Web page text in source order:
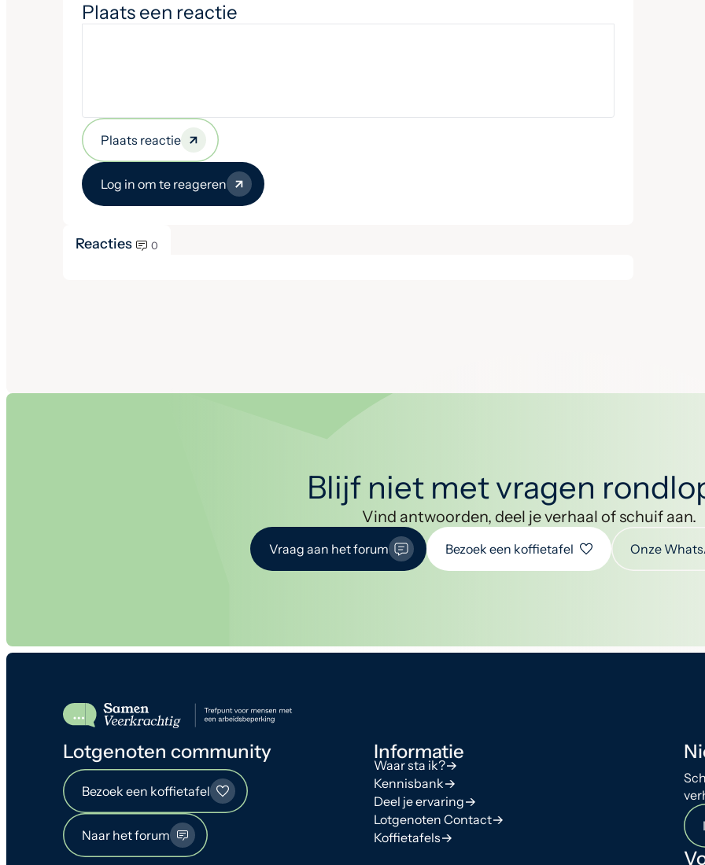
Plaats een reactie
Plaats reactie
Log in om te reageren
Reacties 0
Blijf niet met vragen
Vind antwoorden, deel je verhaal of schuif aan.
Vraag aan het forum Bezoek een koffietafel Onze
Lotgenoten community
Bezoek een koffietafel
Naar het forum
Informatie
Waar sta ik?
Kennisbank
Deel je ervaring
Lotgenoten Contact
Koffietafels